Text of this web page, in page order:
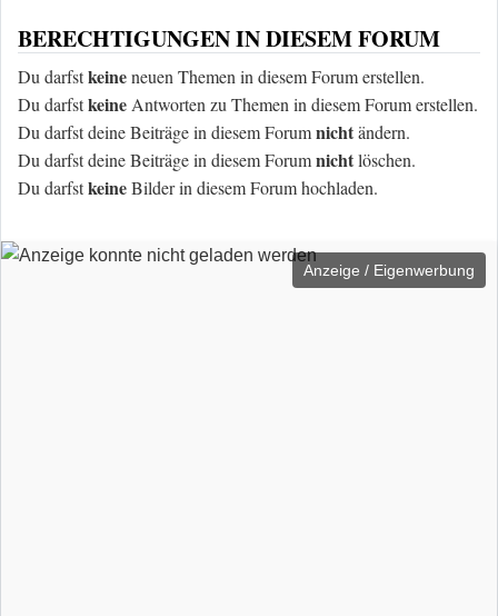
BERECHTIGUNGEN IN DIESEM FORUM
Du darfstkeineneuen Themen in diesem Forum erstellen.
Du darfstkeine Antworten zu Themen in diesem Forum erstellen.
Du darfst deine Beiträge in diesem Forumnichtändern.
Du darfst deine Beiträge in diesem Forumnichtlöschen.
Du darfstkeineBilder in diesem Forum hochladen.
Anzeige / Eigenwerbung